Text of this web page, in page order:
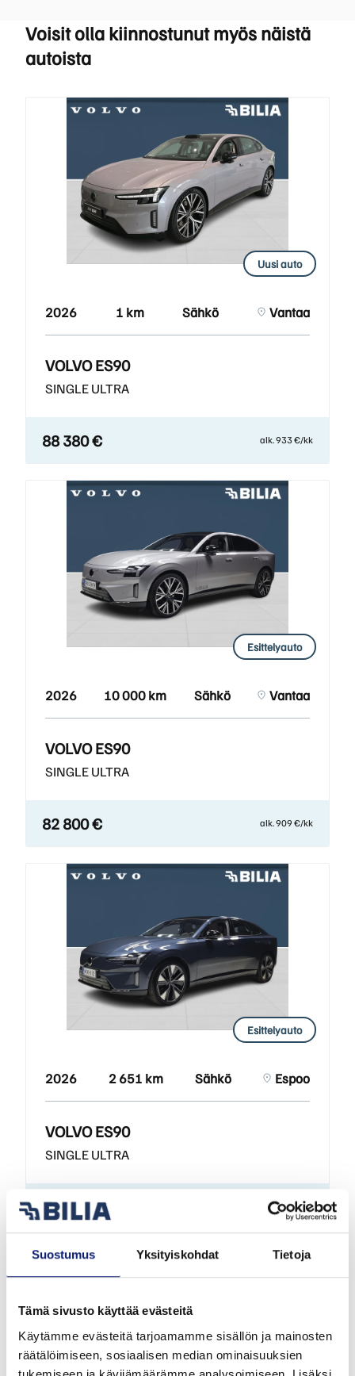
Suostumus Yksityiskohdat Tietoja
Tämä sivusto käyttää evästeitä
Käytämme evästeitä tarjoamamme sisällön ja mainosten
räätälöimiseen, sosiaalisen median ominaisuuksien
Voisit olla kiinnostunut myös näistä
autoista
Uusi auto
2026 1 km Sähkö Vantaa
VOLVO ES90
SINGLE ULTRA
88 380 € alk. 933 €/kk
Esittelyauto
2026 10 000 km Sähkö Vantaa
VOLVO ES90
SINGLE ULTRA
82 800 € alk. 909 €/kk
Esittelyauto
2026 2 651 km Sähkö Espoo
VOLVO ES90
SINGLE ULTRA
80 800 € alk. 888 €/kk